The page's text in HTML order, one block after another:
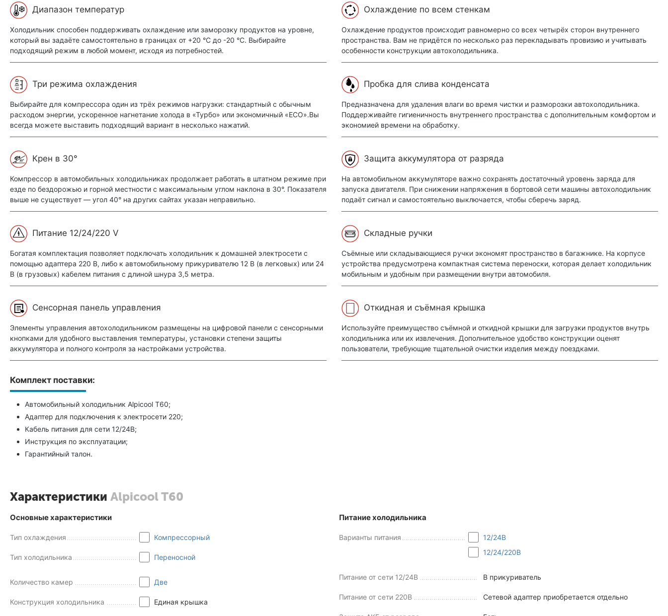
Диапазон температур
Холодильник способен поддерживать охлаждение или заморозку продуктов на уровне,
который вы задаёте самостоятельно в границах от +20 °C до -20 °C. Выбирайте
подходящий режим в любой момент, исходя из потребностей.
Охлаждение по всем стенкам
Охлаждение продуктов происходит равномерно со всех четырёх сторон внутреннего
пространства. Вам не придётся по несколько раз перекладывать провизию и учитывать
особенности конструкции автохолодильника.
Три режима охлаждения
Выбирайте для компрессора один из трёх режимов нагрузки: стандартный с обычным
расходом энергии, ускоренное нагнетание холода в «Турбо» или экономичный «ECO».Вы
всегда можете выставить подходящий вариант в несколько нажатий.
Пробка для слива конденсата
Предназначена для удаления влаги во время чистки и разморозки автохолодильника.
Поддерживайте гигиеничность внутреннего пространства с дополнительным комфортом и
экономией времени на обработку.
Крен в 30°
Компрессор в автомобильных холодильниках продолжает работать в штатном режиме при
езде по бездорожью и горной местности с максимальным углом наклона в 30°. Показателя
выше не существует — угол 40° на других сайтах указан неправильно.
Защита аккумулятора от разряда
На автомобильном аккумуляторе важно сохранять достаточный уровень заряда для
запуска двигателя. При снижении напряжения в бортовой сети машины автохолодильник
подаёт сигнал и самостоятельно выключается, чтобы сберечь заряд.
Питание 12/24/220 V
Богатая комплектация позволяет подключать холодильник к домашней электросети с
помощью адаптера 220 В, либо к автомобильному прикуривателю 12 В (в легковых) или 24
В (в грузовых) кабелем питания с длиной шнура 3,5 метра.
Складные ручки
Съёмные или складывающиеся ручки экономят пространство в багажнике. На корпусе
устройства предусмотрена компактная система переноски, которая делает холодильник
мобильным и удобным при размещении внутри автомобиля.
Сенсорная панель управления
Элементы управления автохолодильником размещены на цифровой панели с сенсорными
кнопками для удобного выставления температуры, установки степени защиты
аккумулятора и полного контроля за настройками устройства.
Откидная и съёмная крышка
Используйте преимущество съёмной и откидной крышки для загрузки продуктов внутрь
холодильника или их извлечения. Дополнительное удобство конструкции оценят
пользователи, требующие тщательной очистки изделия между поездками.
Комплект поставки:
Автомобильный холодильник Alpicool T60;
Адаптер для подключения к электросети 220;
Кабель питания для сети 12/24В;
Инструкция по эксплуатации;
Гарантийный талон.
Характеристики Alpicool T60
Основные характеристики
Тип охлаждения Компрессорный
Тип холодильника Переносной
Количество камер Две
Конструкция холодильника Единая крышка
Питание холодильника
Варианты питания
12/24В
12/24/220В
Питание от сети 12/24В В прикуриватель
Питание от сети 220В Сетевой адаптер приобретается отдельно